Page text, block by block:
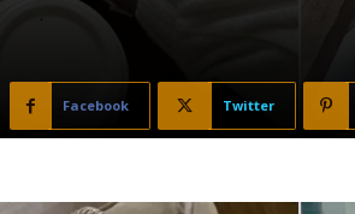
Facebook Twitter